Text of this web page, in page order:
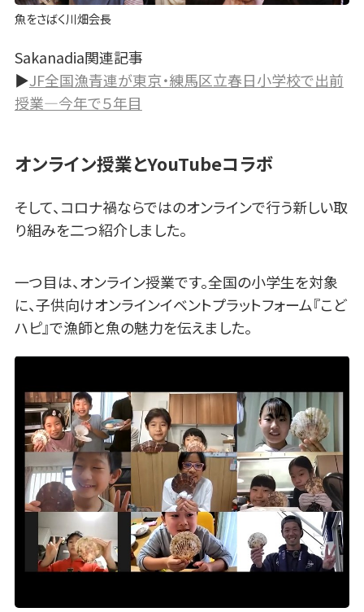
魚をさばく川畑会長
Sakanadia関連記事
▶JF全国漁青連が東京・練馬区立春日小学校で出前
授業—今年で５年目
オンライン授業とYouTubeコラボ
そして、コロナ禍ならではのオンラインで行う新しい取
り組みを二つ紹介しました。
一つ目は、オンライン授業です。全国の小学生を対象
に、子供向けオンラインイベントプラットフォーム『こど
ハピ』で漁師と魚の魅力を伝えました。